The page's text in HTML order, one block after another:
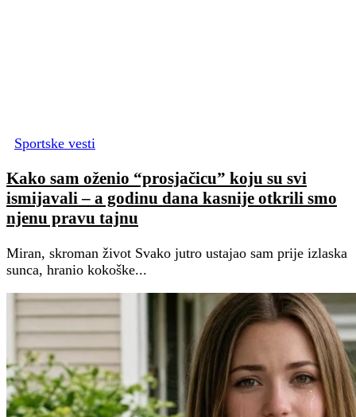
Sportske vesti
Kako sam oženio “prosjačicu” koju su svi
ismijavali – a godinu dana kasnije otkrili smo
njenu pravu tajnu
Miran, skroman život Svako jutro ustajao sam prije izlaska
sunca, hranio kokoške...